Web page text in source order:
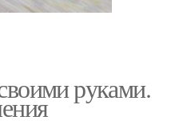
руками.